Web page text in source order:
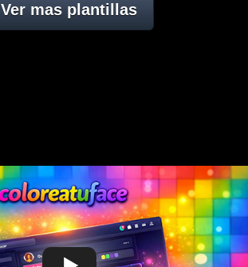
Ver mas plantillas